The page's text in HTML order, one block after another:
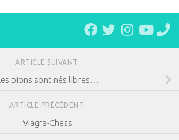
ARTICLE SUIVANT
pions sont nés libres…
ARTICLE PRÉCÉDENT
Viagra-Chess